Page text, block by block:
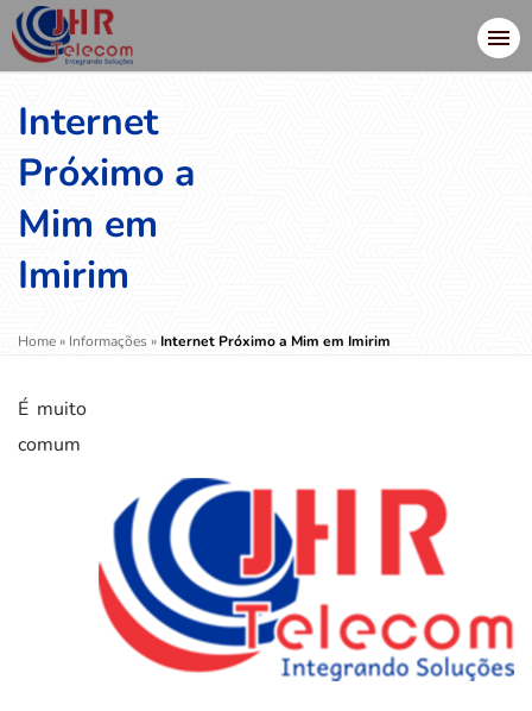
Internet
Próximo a
Mim em
Imirim
Home» Informações» Internet Próximo a Mim em Imirim
É muito
comum